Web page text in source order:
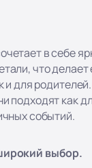
в себе
что делает
и для
подходят как
событий.
выбор.